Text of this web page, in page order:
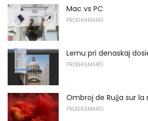
Mac vs PC
PROGRAMARO
Lernu pri denaskaj
PROGRAMARO
Ombroj de Ruĝa sur la
PROGRAMARO